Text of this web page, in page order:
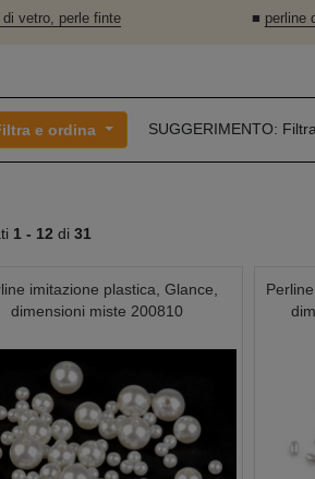
di vetro, perle finte ■ perline
e ordina SUGGERIMENTO:
1 - 12 di 31
imitazione plastica, Glance,
dimensioni miste 200810